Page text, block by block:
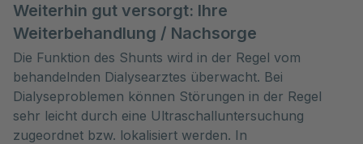
Weiterhin gut versorgt: Ihre
Weiterbehandlung / Nachsorge
Die Funktion des Shunts wird in der Regel vom
behandelnden Dialysearztes überwacht. Bei
Dialyseproblemen können Störungen in der Regel
sehr leicht durch eine Ultraschalluntersuchung
zugeordnet bzw. lokalisiert werden. In